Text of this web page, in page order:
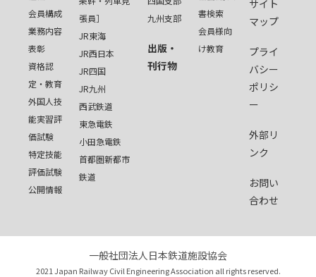
会員構成
業務内容
表彰
資格認
定・教育
外国人技
能実習評
価試験
特定技能
評価試験
公開情報
張員］
JR東海
JR西日本
JR四国
JR九州
西武鉄道
東急電鉄
小田急電鉄
首都圏新都市
鉄道
九州支部
出版・
刊行物
書検索
会員様向
け教育
サイト
マップ
プライ
バシー
ポリシ
ー
外部リ
ンク
お問い
合わせ
一般社団法人日本鉄道施設協会
2021 Japan Railway Civil Engineering Association all rights reserved.